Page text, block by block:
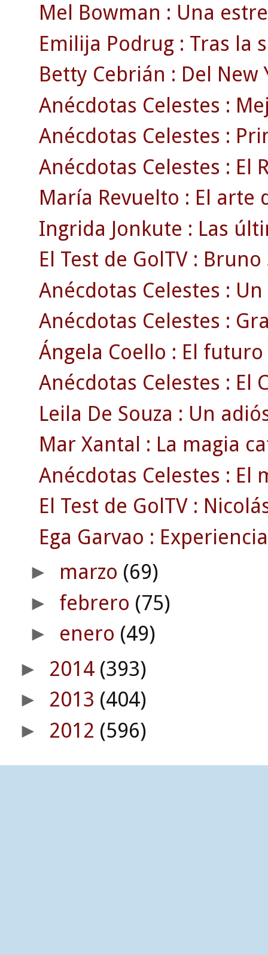
Mel Bowman : Una
Emilija Podrug : Tras la
Betty Cebrián : Del New
Anécdotas Celestes :
Anécdotas Celestes :
Anécdotas Celestes : El
María Revuelto : El arte
Ingrida Jonkute : Las
El Test de GolTV :
Anécdotas Celestes :
Anécdotas Celestes :
Ángela Coello : El
Anécdotas Celestes : El
Leila De Souza : Un
Mar Xantal : La magia
Anécdotas Celestes : El
El Test de GolTV :
Ega Garvao :
► marzo (69)
► febrero (75)
► enero (49)
► 2014 (393)
► 2013 (404)
► 2012 (596)